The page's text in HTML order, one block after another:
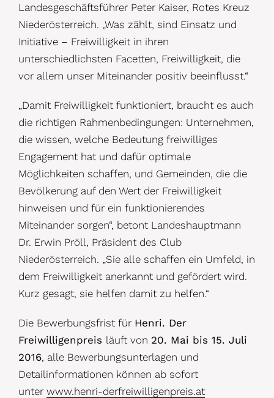
Landesgeschäftsführer Peter Kaiser, Rotes Kreuz
Niederösterreich. „Was zählt, sind Einsatz und
Initiative – Freiwilligkeit in ihren
unterschiedlichsten Facetten, Freiwilligkeit, die
vor allem unser Miteinander positiv beeinflusst.“
„Damit Freiwilligkeit funktioniert, braucht es auch
die richtigen Rahmenbedingungen: Unternehmen,
die wissen, welche Bedeutung freiwilliges
Engagement hat und dafür optimale
Möglichkeiten schaffen, und Gemeinden, die die
Bevölkerung auf den Wert der Freiwilligkeit
hinweisen und für ein funktionierendes
Miteinander sorgen“, betont Landeshauptmann
Dr. Erwin Pröll, Präsident des Club
Niederösterreich. „Sie alle schaffen ein Umfeld, in
dem Freiwilligkeit anerkannt und gefördert wird.
Kurz gesagt, sie helfen damit zu helfen.“
Die Bewerbungsfrist für Henri. Der
Freiwilligenpreis läuft von 20. Mai bis 15. Juli
2016, alle Bewerbungsunterlagen und
Detailinformationen können ab sofort
unter www.henri-derfreiwilligenpreis.at